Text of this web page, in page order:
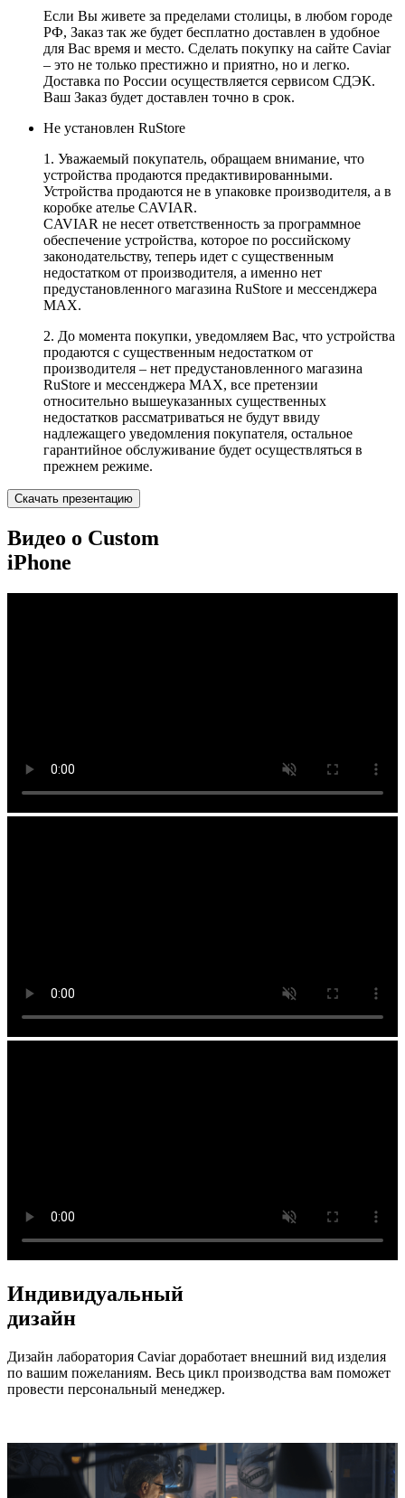
Если Вы живете за пределами столицы, в любом городе
РФ, Заказ так же будет бесплатно доставлен в удобное
для Вас время и место. Сделать покупку на сайте Caviar
– это не только престижно и приятно, но и легко.
Доставка по России осуществляется сервисом СДЭК.
Ваш Заказ будет доставлен точно в срок.
Не установлен RuStore
1. Уважаемый покупатель, обращаем внимание, что
устройства продаются предактивированными.
Устройства продаются не в упаковке производителя, а в
коробке ателье CAVIAR.
CAVIAR не несет ответственность за программное
обеспечение устройства, которое по российскому
законодательству, теперь идет с существенным
недостатком от производителя, а именно нет
предустановленного магазина RuStore и мессенджера
MAX.
2. До момента покупки, уведомляем Вас, что устройства
продаются с существенным недостатком от
производителя – нет предустановленного магазина
RuStore и мессенджера MAX, все претензии
относительно вышеуказанных существенных
недостатков рассматриваться не будут ввиду
надлежащего уведомления покупателя, остальное
гарантийное обслуживание будет осуществляться в
прежнем режиме.
Скачать презентацию
Видео о Custom
iPhone
Индивидуальный
дизайн
Дизайн лаборатория Caviar доработает внешний вид изделия
по вашим пожеланиям. Весь цикл производства вам поможет
провести персональный менеджер.